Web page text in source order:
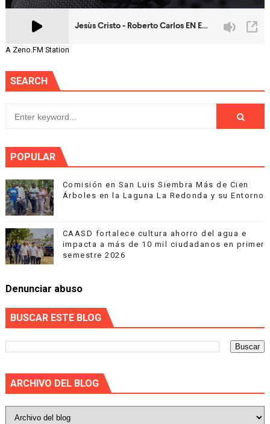
A Zeno.FM Station
SEARCH
POPULAR
Comisión en San Luis Siembra Más de Cien
Árboles en la Laguna La Redonda y su Entorno
CAASD fortalece cultura ahorro del agua e
impacta a más de 10 mil ciudadanos en primer
semestre 2026
Denunciar abuso
BUSCAR ESTE BLOG
ARCHIVO DEL BLOG